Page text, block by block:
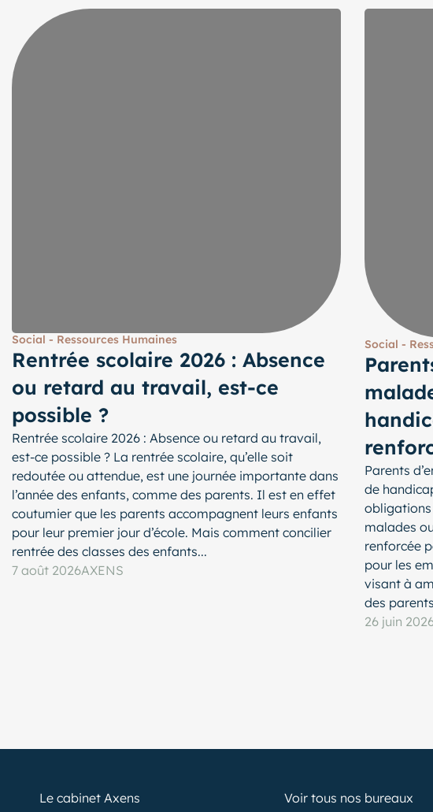
Social - Ressources Humaines
Rentrée scolaire 2026 : Absence
ou retard au travail, est-ce
possible ?
Rentrée scolaire 2026 : Absence ou retard au travail,
est-ce possible ? La rentrée scolaire, qu’elle soit
redoutée ou attendue, est une journée importante dans
l’année des enfants, comme des parents. Il est en effet
coutumier que les parents accompagnent leurs enfants
pour leur premier jour d’école. Mais comment concilier
rentrée des classes des enfants...
7 août 2026AXENS
Social -
Parents
de
obligations
malades
renforcée
pour les
visant à
des
26 juin
Le cabinet Axens
Voir tous nos bureaux